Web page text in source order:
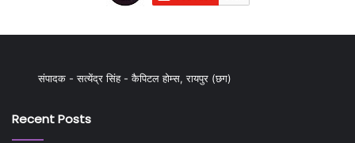
संपादक - सत्येंद्र सिंह - कैपिटल होम्स, रायपुर (छग)
Recent Posts